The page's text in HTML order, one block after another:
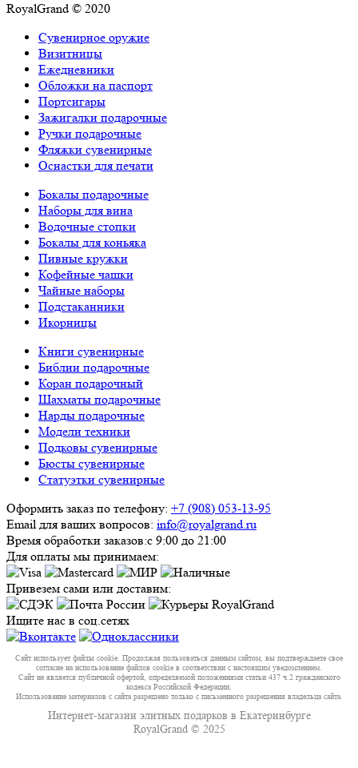
RoyalGrand © 2020
Сувенирное оружие
Визитницы
Ежедневники
Обложки на паспорт
Портсигары
Зажигалки подарочные
Ручки подарочные
Фляжки сувенирные
Оснастки для печати
Бокалы подарочные
Наборы для вина
Водочные стопки
Бокалы для коньяка
Пивные кружки
Кофейные чашки
Чайные наборы
Подстаканники
Икорницы
Книги сувенирные
Библии подарочные
Коран подарочный
Шахматы подарочные
Нарды подарочные
Модели техники
Подковы сувенирные
Бюсты сувенирные
Статуэтки сувенирные
Оформить заказ по телефону: +7 (908) 053-13-95
Email для ваших вопросов: info@royalgrand.ru
Время обработки заказов:с 9:00 до 21:00
Для оплаты мы принимаем:
Привезем сами или доставим:
Ищите нас в соц.сетях
Сайт использует файлы cookie. Продолжая пользоваться данным сайтом, вы подтверждаете свое
согласие на использование файлов cookie в соответствии с настоящим уведомлением.
Сайт не является публичной офертой, определяемой положениями статьи 437 ч.2 гражданского
кодекса Российской Федерации.
Использование материалов с сайта разрешено только с письменного разрешения владельца сайта.
Интернет-магазин элитных подарков в Екатеринбурге
RoyalGrand © 2025